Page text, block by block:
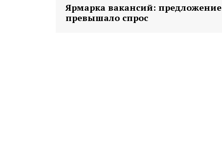
Ярмарка вакансий: предложение
превышало спрос